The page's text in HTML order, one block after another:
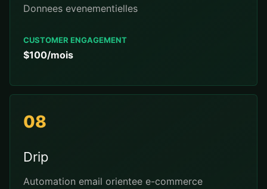
Donnees evenementielles
CUSTOMER ENGAGEMENT
$100/mois
08
Drip
Automation email orientee e-commerce